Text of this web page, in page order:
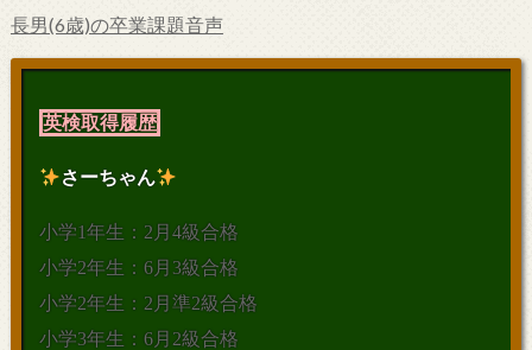
長男(6歳)の卒業課題音声
英検取得履歴
さーちゃん
小学1年生：2月4級合格
小学2年生：6月3級合格
小学2年生：2月準2級合格
小学3年生：6月2級合格